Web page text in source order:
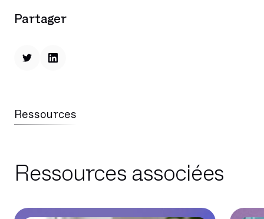
Partager
Ressources
Ressources associées